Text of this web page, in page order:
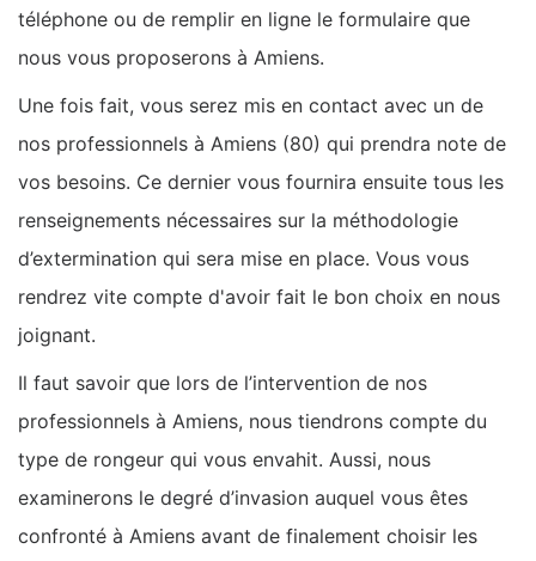
téléphone ou de remplir en ligne le formulaire que
nous vous proposerons à Amiens.
Une fois fait, vous serez mis en contact avec un de
nos professionnels à Amiens (80) qui prendra note de
vos besoins. Ce dernier vous fournira ensuite tous les
renseignements nécessaires sur la méthodologie
d’extermination qui sera mise en place. Vous vous
rendrez vite compte d'avoir fait le bon choix en nous
joignant.
Il faut savoir que lors de l’intervention de nos
professionnels à Amiens, nous tiendrons compte du
type de rongeur qui vous envahit. Aussi, nous
examinerons le degré d’invasion auquel vous êtes
confronté à Amiens avant de finalement choisir les